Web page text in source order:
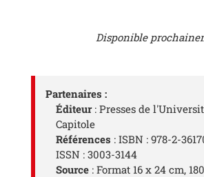
Disponible
Partenaires :
Éditeur: Presses de
Capitole
Références : ISBN : 978-2-
ISSN : 3003-3144
Source : Format 16 x 24 cm,